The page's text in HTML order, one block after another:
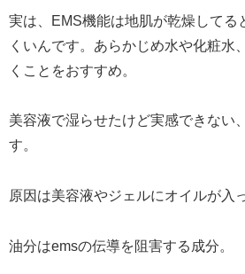
実は、EMS機能は地肌が乾燥してる
くいんです。あらかじめ水や化粧水
くことをおすすめ。
美容液で湿らせたけど実感できない
す。
原因は美容液やジェルにオイルが入
油分はemsの伝導を阻害する成分。